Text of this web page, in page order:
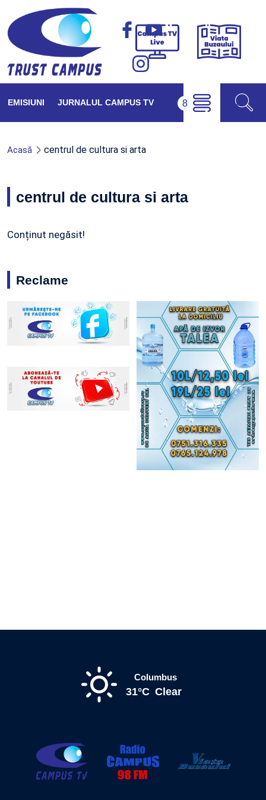
Campus
Viața
EMISIUNI JURNALUL CAMPUS TV
Acasă centrul de cultura si arta
centrul de cultura si arta
Conținut negăsit!
Reclame
Columbus
31°C Clear